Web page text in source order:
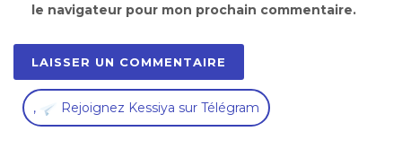
le navigateur pour mon prochain commentaire.
, Rejoignez Kessiya sur Télégram